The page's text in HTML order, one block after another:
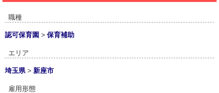
職種
認可保育園 > 保育補助
エリア
埼玉県 > 新座市
雇用形態